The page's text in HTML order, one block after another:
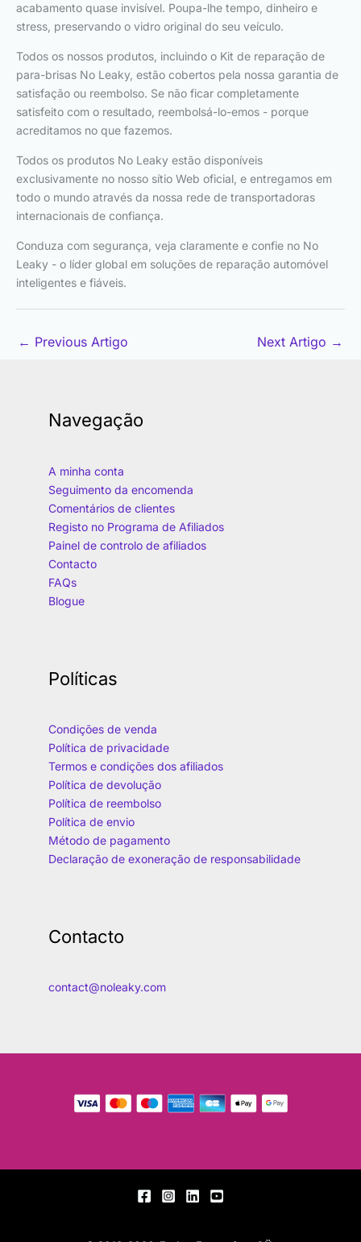
acabamento quase invisível. Poupa-lhe tempo, dinheiro e
stress, preservando o vidro original do seu veículo.
Todos os nossos produtos, incluindo o Kit de reparação de
para-brisas No Leaky, estão cobertos pela nossa garantia de
satisfação ou reembolso. Se não ficar completamente
satisfeito com o resultado, reembolsá-lo-emos - porque
acreditamos no que fazemos.
Todos os produtos No Leaky estão disponíveis
exclusivamente no nosso sítio Web oficial, e entregamos em
todo o mundo através da nossa rede de transportadoras
internacionais de confiança.
Conduza com segurança, veja claramente e confie no No
Leaky - o líder global em soluções de reparação automóvel
inteligentes e fiáveis.
← Previous Artigo Next Artigo →
Navegação
A minha conta
Seguimento da encomenda
Comentários de clientes
Registo no Programa de Afiliados
Painel de controlo de afiliados
Contacto
FAQs
Blogue
Políticas
Condições de venda
Política de privacidade
Termos e condições dos afiliados
Política de devolução
Política de reembolso
Política de envio
Método de pagamento
Declaração de exoneração de responsabilidade
Contacto
contact@noleaky.com